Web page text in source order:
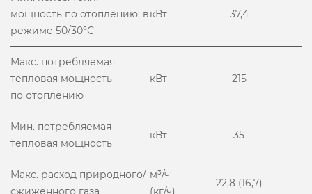
мощность по отоплению: в
режиме 50/30°С
кВт 37,4
Макс. потребляемая
тепловая мощность
по отоплению
кВт 215
Мин. потребляемая
тепловая мощность
кВт 35
Макс. расход природного/
сжиженного газа
м³/ч
(кг/ч)
22,8 (16,7)